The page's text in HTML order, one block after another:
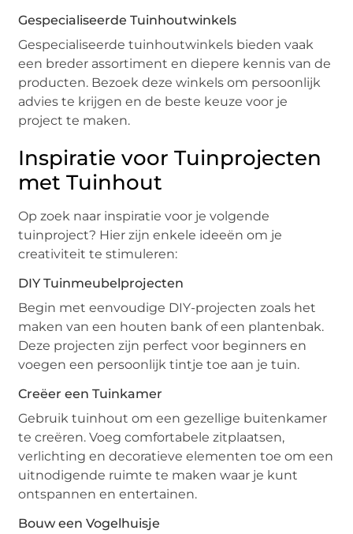
Gespecialiseerde Tuinhoutwinkels
Gespecialiseerde tuinhoutwinkels bieden vaak
een breder assortiment en diepere kennis van de
producten. Bezoek deze winkels om persoonlijk
advies te krijgen en de beste keuze voor je
project te maken.
Inspiratie voor Tuinprojecten
met Tuinhout
Op zoek naar inspiratie voor je volgende
tuinproject? Hier zijn enkele ideeën om je
creativiteit te stimuleren:
DIY Tuinmeubelprojecten
Begin met eenvoudige DIY-projecten zoals het
maken van een houten bank of een plantenbak.
Deze projecten zijn perfect voor beginners en
voegen een persoonlijk tintje toe aan je tuin.
Creëer een Tuinkamer
Gebruik tuinhout om een gezellige buitenkamer
te creëren. Voeg comfortabele zitplaatsen,
verlichting en decoratieve elementen toe om een
uitnodigende ruimte te maken waar je kunt
ontspannen en entertainen.
Bouw een Vogelhuisje